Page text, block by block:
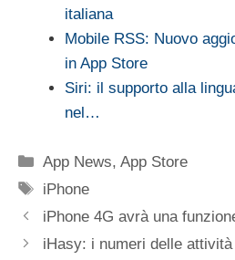
italiana
Mobile RSS: Nuovo
in App Store
Siri: il supporto alla
nel…
Categorie
App News,App Store
Tag
iPhone
iPhone 4G avrà una
iHasy: i numeri delle